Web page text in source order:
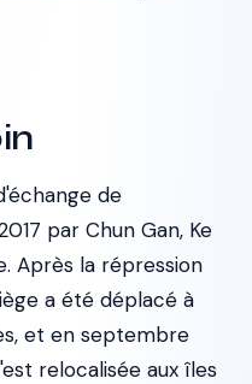
de
par Chun Gan, Ke
Après la répression
a été déplacé à
et en septembre
relocalisée aux îles